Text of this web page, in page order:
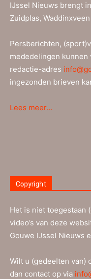
IJssel Nieuws brengt
Zuidplas,
Persberichten,
mededelingen
redactie-adres
ingezonden brieven
Lees meer…
Copyright
Het is niet toegestaan
video’s van deze
Gouwe IJssel Nieuws
Wilt u (gedeelten van)
dan contact op via